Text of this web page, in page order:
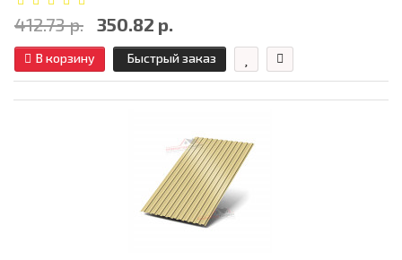
412.73 р. 350.82 р.
В корзину Быстрый заказ